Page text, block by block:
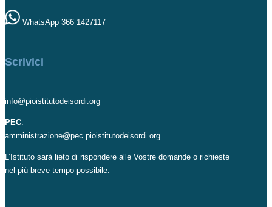
WhatsApp 366 1427117
Scrivici
info@pioistitutodeisordi.org
PEC:
amministrazione@pec.pioistitutodeisordi.org
L’Istituto sarà lieto di rispondere alle Vostre domande o richieste
nel più breve tempo possibile.